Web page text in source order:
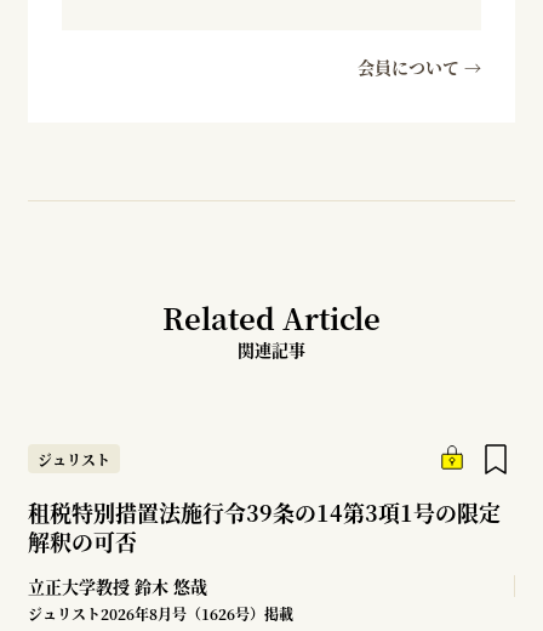
会員について →
Related Article
関連記事
ジュリスト
租税特別措置法施行令39条の14第3項1号の限定
解釈の可否
立正大学教授 鈴木 悠哉
ジュリスト2026年8月号（1626号）掲載